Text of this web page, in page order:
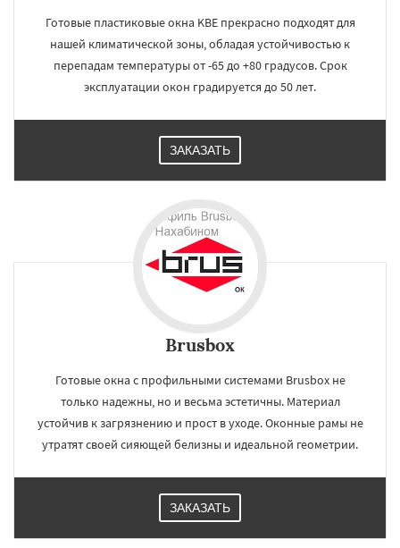
Готовые пластиковые окна KBE прекрасно подходят для
нашей климатической зоны, обладая устойчивостью к
перепадам температуры от -65 до +80 градусов. Срок
эксплуатации окон градируется до 50 лет.
ЗАКАЗАТЬ
Brusbox
Готовые окна с профильными системами Brusbox не
только надежны, но и весьма эстетичны. Материал
устойчив к загрязнению и прост в уходе. Оконные рамы не
утратят своей сияющей белизны и идеальной геометрии.
ЗАКАЗАТЬ